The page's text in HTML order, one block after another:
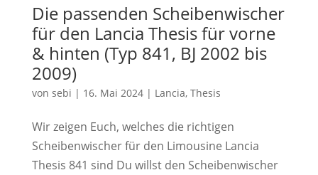
Die passenden Scheibenwischer
für den Lancia Thesis für vorne
& hinten (Typ 841, BJ 2002 bis
2009)
von sebi | 16. Mai 2024| Lancia, Thesis
Wir zeigen Euch, welches die richtigen
Scheibenwischer für den Limousine Lancia
Thesis 841 sind Du willst den Scheibenwischer